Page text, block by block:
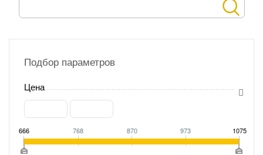
Подбор параметров
Цена
666 768 870 973 1075